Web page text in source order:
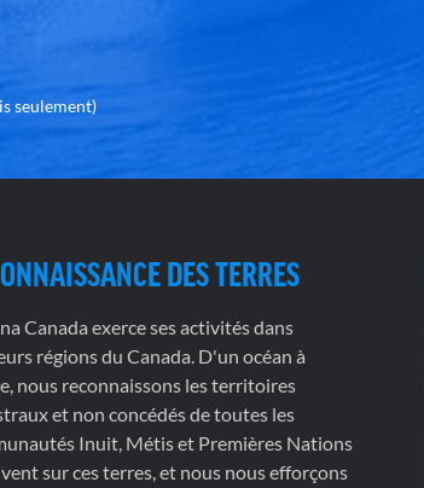
seulement)
DES TERRES
Canada exerce ses activités dans
régions du Canada. D'un océan à
nous reconnaissons les territoires
et non concédés de toutes les
Inuit, Métis et Premières Nations
sur ces terres, et nous nous efforçons